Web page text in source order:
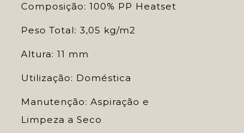
Composição: 100% PP Heatset
Peso Total: 3,05 kg/m2
Altura: 11 mm
Utilização: Doméstica
Manutenção: Aspiração e
Limpeza a Seco